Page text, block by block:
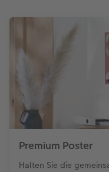
Premium Poster
Halten Sie die